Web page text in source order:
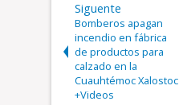
Siguente
Bomberos apagan
incendio en fábrica
de productos para
calzado en la
Cuauhtémoc Xalostoc
+Videos